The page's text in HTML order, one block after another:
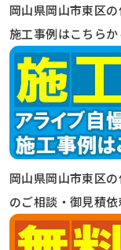
岡山県岡山市東区
施工事例はこちら
岡山県岡山市東区
のご相談・御見積